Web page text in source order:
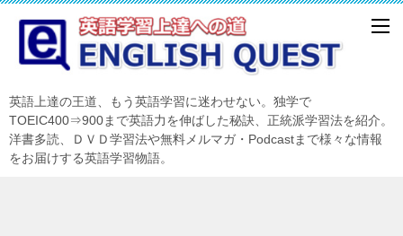
英語上達の王道、もう英語学習に迷わせない。独学で
TOEIC400⇒900まで英語力を伸ばした秘訣、正統派学習法を紹介。
洋書多読、ＤＶＤ学習法や無料メルマガ・Podcastまで様々な情報
をお届けする英語学習物語。